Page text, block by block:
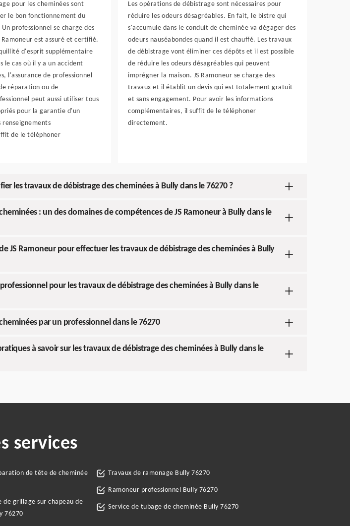
pour les cheminées sont
le bon fonctionnement du
professionnel se charge des
est assuré et certifié.
d'esprit supplémentaire
le cas où il y a un accident
l'assurance de professionnel
réparation ou de
peut aussi utiliser tous
pour la garantie d'un
renseignements
de le téléphoner
Les opérations de débistrage sont nécessaires pour
réduire les odeurs désagréables. En fait, le bistre qui
s'accumule dans le conduit de cheminée va dégager des
odeurs nauséabondes quand il est chauffé. Les travaux
de débistrage vont éliminer ces dépôts et il est possible
de réduire les odeurs désagréables qui peuvent
imprégner la maison. JS Ramoneur se charge des
travaux et il établit un devis qui est totalement gratuit
et sans engagement. Pour avoir les informations
complémentaires, il suffit de le téléphoner
directement.
les travaux de débistrage des cheminées à Bully dans le 76270 ?
: un des domaines de compétences de JS Ramoneur à Bully dans le
JS Ramoneur pour effectuer les travaux de débistrage des cheminées à Bully
pour les travaux de débistrage des cheminées à Bully dans le
par un professionnel dans le 76270
à savoir sur les travaux de débistrage des cheminées à Bully dans le
services
de tête de cheminée
de grillage sur chapeau de
76270
Travaux de ramonage Bully 76270
Ramoneur professionnel Bully 76270
Service de tubage de cheminée Bully 76270